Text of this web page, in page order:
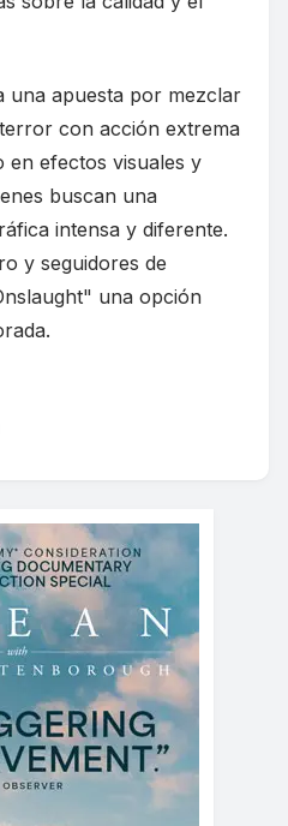
una apuesta por mezclar
con acción extrema
efectos visuales y
buscan una
intensa y diferente.
y seguidores de
una opción